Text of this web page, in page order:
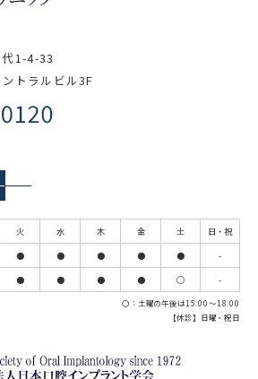
1-4-33
トラルビル3F
火 水 木 金 土
日・祝
● ● ● ● ●
-
● ● ● ● ◯ -
〇：土曜の午後は15:00～18:00
【休診】日曜・祝日